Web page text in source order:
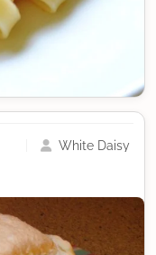
White Daisy